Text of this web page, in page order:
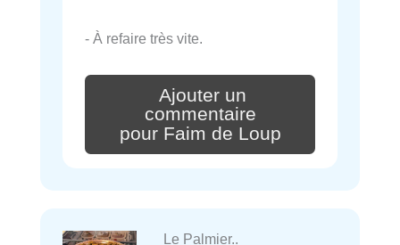
- À refaire très vite.
Ajouter un
commentaire
pour Faim de Loup
Le Palmier..